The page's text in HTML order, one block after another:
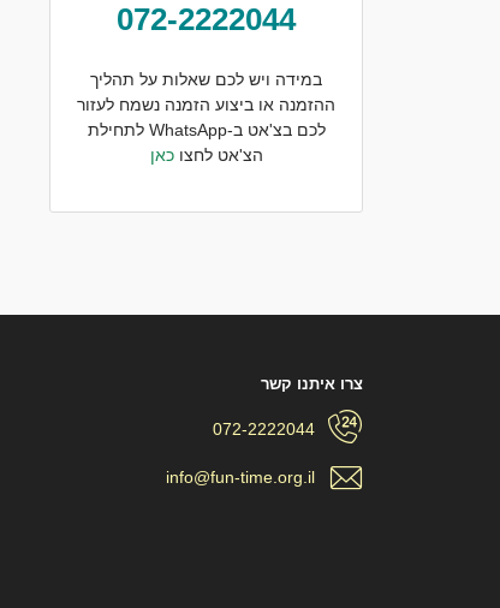
072-2222044
במידה ויש לכם שאלות על תהליך
ההזמנה או ביצוע הזמנה נשמח לעזור
לכם בצ'אט ב-WhatsApp לתחילת
הצ'אט לחצוכאן
צרו איתנו קשר
072-2222044
info@fun-time.org.il